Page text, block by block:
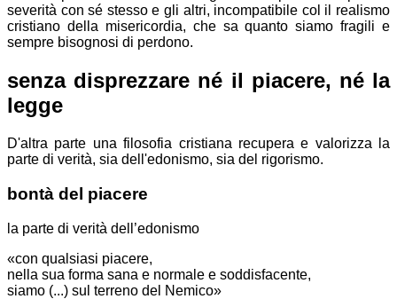
severità con sé stesso e gli altri, incompatibile col il realismo
cristiano della misericordia, che sa quanto siamo fragili e
sempre bisognosi di perdono.
senza disprezzare né il piacere, né la
legge
D'altra parte una filosofia cristiana recupera e valorizza la
parte di verità, sia dell'edonismo, sia del rigorismo.
bontà del piacere
la parte di verità dell’edonismo
«con qualsiasi piacere,
nella sua forma sana e normale e soddisfacente,
siamo (...) sul terreno del Nemico»